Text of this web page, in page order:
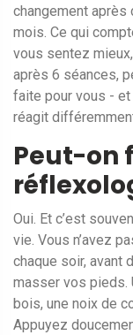
changement après
mois. Ce qui
vous sentez
après 6 séances,
faite pour vous - et
réagit
Peut-on
Oui. Et c’est
vie. Vous n’avez
chaque soir, avant
masser vos pieds.
bois, une noix de
Appuyez